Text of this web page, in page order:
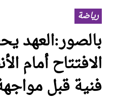
رياضة
بالصور:العهد
الافتتاح أمام
فنية قبل